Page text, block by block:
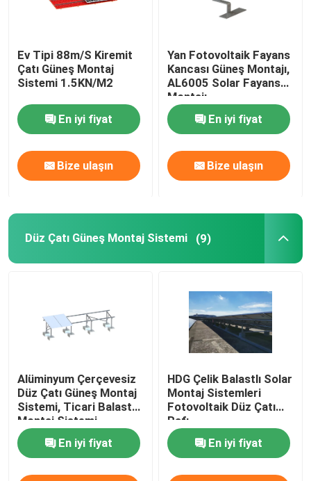
Ev Tipi 88m/S Kiremit
Çatı Güneş Montaj
Sistemi 1.5KN/M2
En iyi fiyat
Bize ulaşın
Yan Fotovoltaik Fayans
Kancası Güneş Montajı,
AL6005 Solar Fayans
Montajı
En iyi fiyat
Bize ulaşın
Düz Çatı Güneş Montaj Sistemi (9)
Alüminyum Çerçevesiz
Düz Çatı Güneş Montaj
Sistemi, Ticari Balast
Montaj Sistemi
En iyi fiyat
HDG Çelik Balastlı Solar
Montaj Sistemleri
Fotovoltaik Düz Çatı
Rafı
En iyi fiyat